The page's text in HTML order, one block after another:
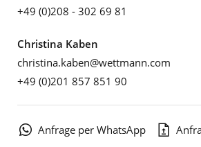
+49 (0)208 - 302 69 81
Christina Kaben
christina.kaben@wettmann.com
+49 (0)201 857 851 90
Anfrage per WhatsApp